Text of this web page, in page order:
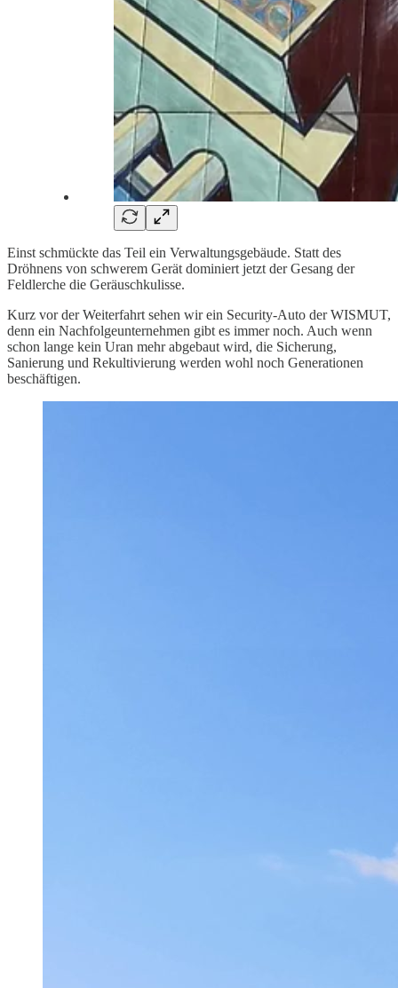
Einst schmückte das Teil ein Verwaltungsgebäude. Statt des
Dröhnens von schwerem Gerät dominiert jetzt der Gesang der
Feldlerche die Geräuschkulisse.
Kurz vor der Weiterfahrt sehen wir ein Security-Auto der WISMUT,
denn ein Nachfolgeunternehmen gibt es immer noch. Auch wenn
schon lange kein Uran mehr abgebaut wird, die Sicherung,
Sanierung und Rekultivierung werden wohl noch Generationen
beschäftigen.